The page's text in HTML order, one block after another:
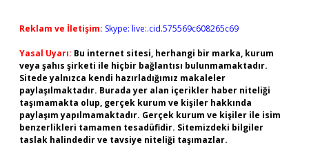
Reklam ve İletişim: Skype: live:.cid.575569c608265c69
Yasal Uyarı: Bu internet sitesi, herhangi bir marka, kurum
veya şahıs şirketi ile hiçbir bağlantısı bulunmamaktadır.
Sitede yalnızca kendi hazırladığımız makaleler
paylaşılmaktadır. Burada yer alan içerikler haber niteliği
taşımamakta olup, gerçek kurum ve kişiler hakkında
paylaşım yapılmamaktadır. Gerçek kurum ve kişiler ile isim
benzerlikleri tamamen tesadüfidir. Sitemizdeki bilgiler
taslak halindedir ve tavsiye niteliği taşımazlar.